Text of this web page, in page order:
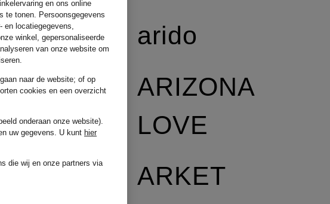
arido
ARIZONA
LOVE
ARKET
en ons online
te tonen. Persoonsgegevens
en locatiegegevens,
winkel, gepersonaliseerde
van onze website om
naar de website; of op
cookies en een overzicht
onderaan onze website).
uw gegevens. U kunt hier
die wij en onze partners via